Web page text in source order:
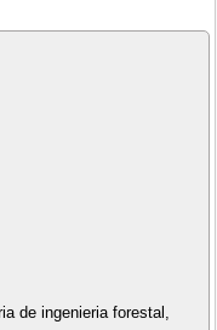
de ingenieria forestal,